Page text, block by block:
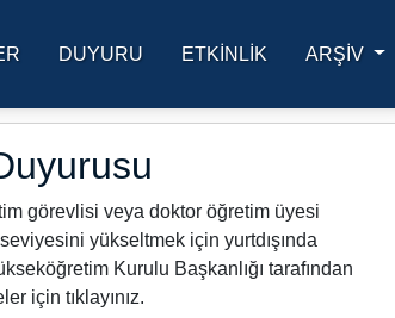
Ana Sayfa
DUYURU ETKINLIK ARŞİV
görevlisi veya doktor öğretim üyesi
yükseltmek için yurtdışında
Kurulu Başkanlığı tarafından
için tıklayınız.